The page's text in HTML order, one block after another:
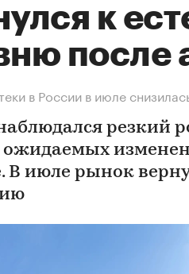
к
после
в России в июле
резкий
ожидаемых
В июле рынок